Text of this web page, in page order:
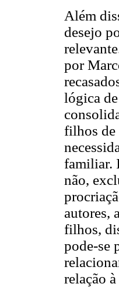
Além
desejo
por
lógica
filhos de
familiar.
não,
autores,
filhos,
pode-se
relação